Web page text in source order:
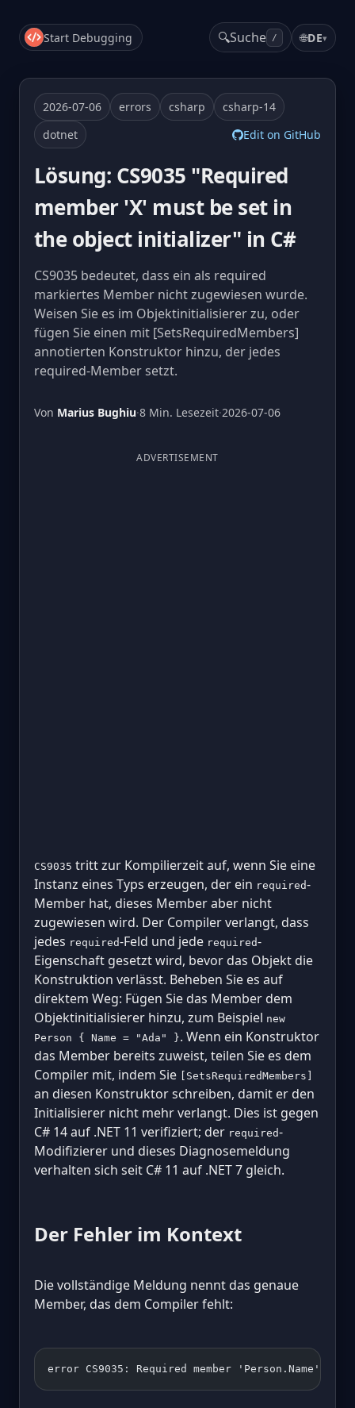
Start Debugging 🔍Suche / 🌐DE▾
2026-07-06 errors csharp
csharp-14
dotnet
Edit on GitHub
Lösung: CS9035 "Required
member 'X' must be set in
the object initializer" in C#
CS9035 bedeutet, dass ein als required
markiertes Member nicht zugewiesen wurde.
Weisen Sie es im Objektinitialisierer zu, oder
fügen Sie einen mit [SetsRequiredMembers]
annotierten Konstruktor hinzu, der jedes
required-Member setzt.
Von Marius Bughiu·8 Min. Lesezeit·2026-07-06
ADVERTISEMENT
CS9035 tritt zur Kompilierzeit auf, wenn Sie eine
Instanz eines Typs erzeugen, der ein required-
Member hat, dieses Member aber nicht
zugewiesen wird. Der Compiler verlangt, dass
jedes required-Feld und jede required-
Eigenschaft gesetzt wird, bevor das Objekt die
Konstruktion verlässt. Beheben Sie es auf
direktem Weg: Fügen Sie das Member dem
Objektinitialisierer hinzu, zum Beispiel new
Person { Name = "Ada" }. Wenn ein Konstruktor
das Member bereits zuweist, teilen Sie es dem
Compiler mit, indem Sie
[SetsRequiredMembers]
an diesen Konstruktor schreiben, damit er den
Initialisierer nicht mehr verlangt. Dies ist gegen
C# 14 auf .NET 11 verifiziert; der required-
Modifizierer und dieses Diagnosemeldung
verhalten sich seit C# 11 auf .NET 7 gleich.
Der Fehler im Kontext
Die vollständige Meldung nennt das genaue
Member, das dem Compiler fehlt:
error CS9035: Required member